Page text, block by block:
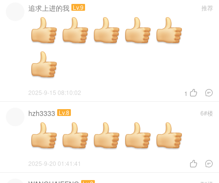
推荐
追求上进的我 Lv.9
1  
2025-9-15 08:10:02
6#楼
hzh3333 Lv.8
 
2025-9-20 01:41:41